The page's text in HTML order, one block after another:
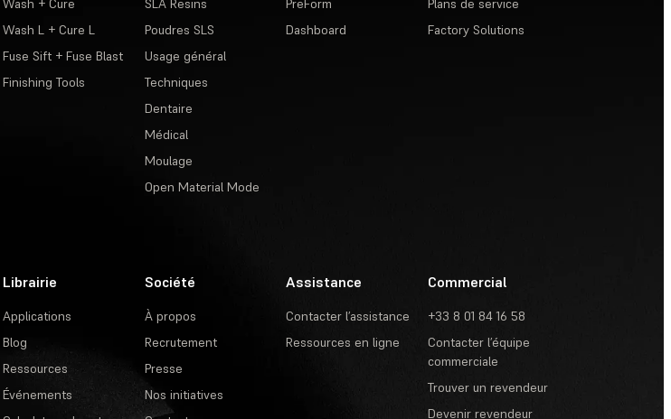
Wash + Cure
Wash L + Cure L
Fuse Sift + Fuse Blast
Finishing Tools
SLA Resins
Poudres SLS
Usage général
Techniques
Dentaire
Médical
Moulage
Open Material Mode
PreForm
Dashboard
Plans de service
Factory Solutions
Librairie
Applications
Blog
Ressources
Événements
Société
À propos
Recrutement
Presse
Nos initiatives
Assistance
Contacter l’assistance
Ressources en ligne
Commercial
+33 8 01 84 16 58
Contacter l’équipe
commerciale
Trouver un revendeur
Devenir revendeur